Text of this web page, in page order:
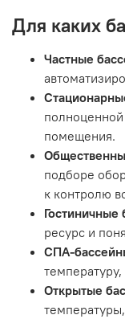
Для каких
Частные
помещения.
подборе
к контролю
Гостиничные
ресурс и
СПА-
Открытые